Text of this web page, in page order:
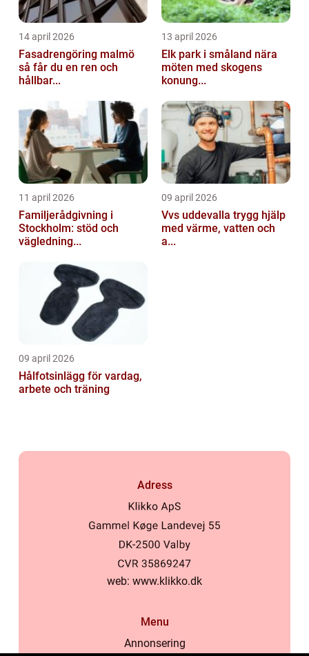
14 april 2026
Fasadrengöring malmö
så får du en ren och
hållbar...
13 april 2026
Elk park i småland nära
möten med skogens
konung...
11 april 2026
Familjerådgivning i
Stockholm: stöd och
vägledning...
09 april 2026
Vvs uddevalla trygg hjälp
med värme, vatten och
a...
09 april 2026
Hålfotsinlägg för vardag,
arbete och träning
Adress
web: www.klikko.dk
Menu
Annonsering